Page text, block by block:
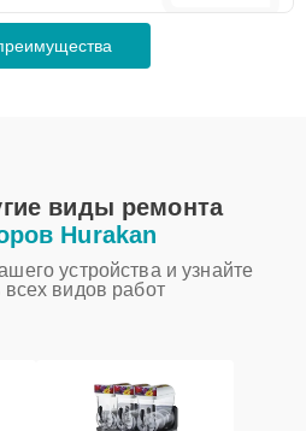
виды ремонта
Hurakan
устройства и узнайте
всех видов работ